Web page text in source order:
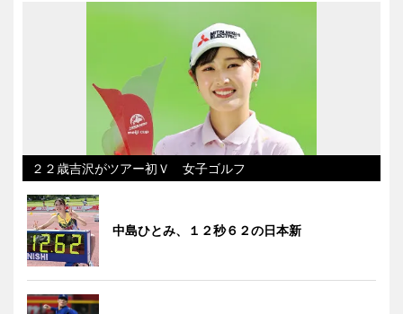
２２歳吉沢がツアー初Ｖ 女子ゴルフ
中島ひとみ、１２秒６２の日本新